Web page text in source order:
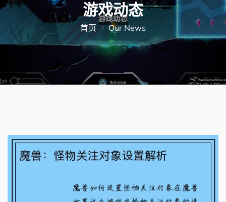
游戏动态
首页 Our News